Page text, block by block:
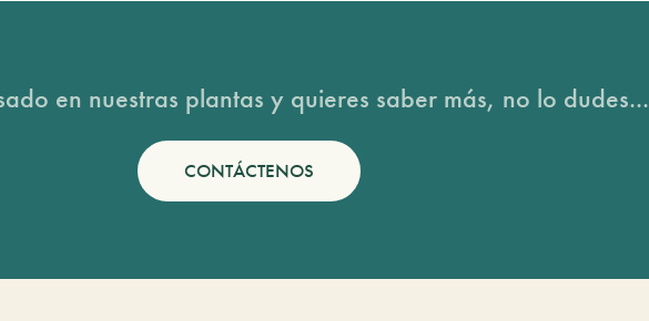
en nuestras plantas y quieres saber más, no lo dudes...
CONTÁCTENOS